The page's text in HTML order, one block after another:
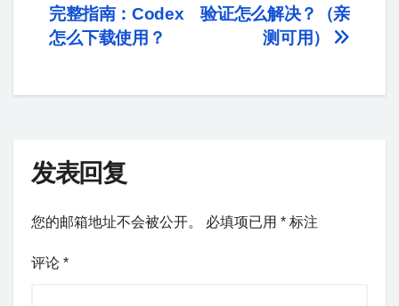
验证怎么解决？（亲
测可用）
完整指南：Codex
怎么下载使用？
发表回复
您的邮箱地址不会被公开。 必填项已用 * 标注
评论 *